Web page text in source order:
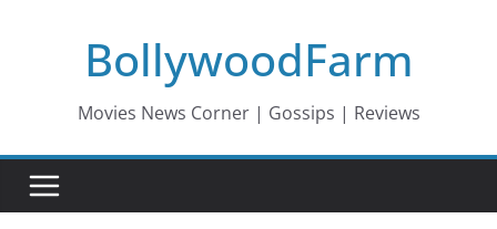
BollywoodFarm
Movies News Corner | Gossips | Reviews